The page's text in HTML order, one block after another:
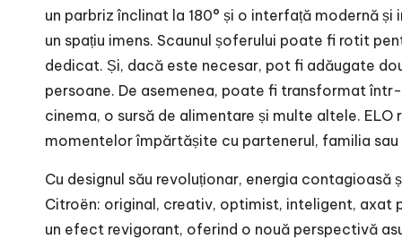
un parbriz înclinat la 180° și o interfață modernă
un spațiu imens. Scaunul șoferului poate fi rotit
dedicat. Și, dacă este necesar, pot fi adăugate
persoane. De asemenea, poate fi transformat
cinema, o sursă de alimentare și multe altele.
momentelor împărtășite cu partenerul, familia
Cu designul său revoluționar, energia
Citroën: original, creativ, optimist, inteligent, axat
un efect revigorant, oferind o nouă perspectivă